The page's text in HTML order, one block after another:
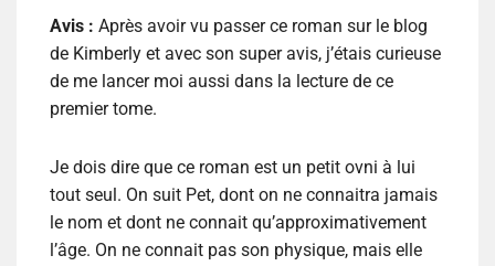
Avis : Après avoir vu passer ce roman sur le blog
de Kimberly et avec son super avis, j’étais curieuse
de me lancer moi aussi dans la lecture de ce
premier tome.
Je dois dire que ce roman est un petit ovni à lui
tout seul. On suit Pet, dont on ne connaitra jamais
le nom et dont ne connait qu’approximativement
l’âge. On ne connait pas son physique, mais elle